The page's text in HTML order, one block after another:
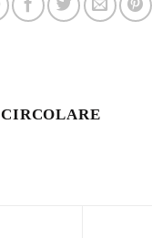
CIRCOLARE